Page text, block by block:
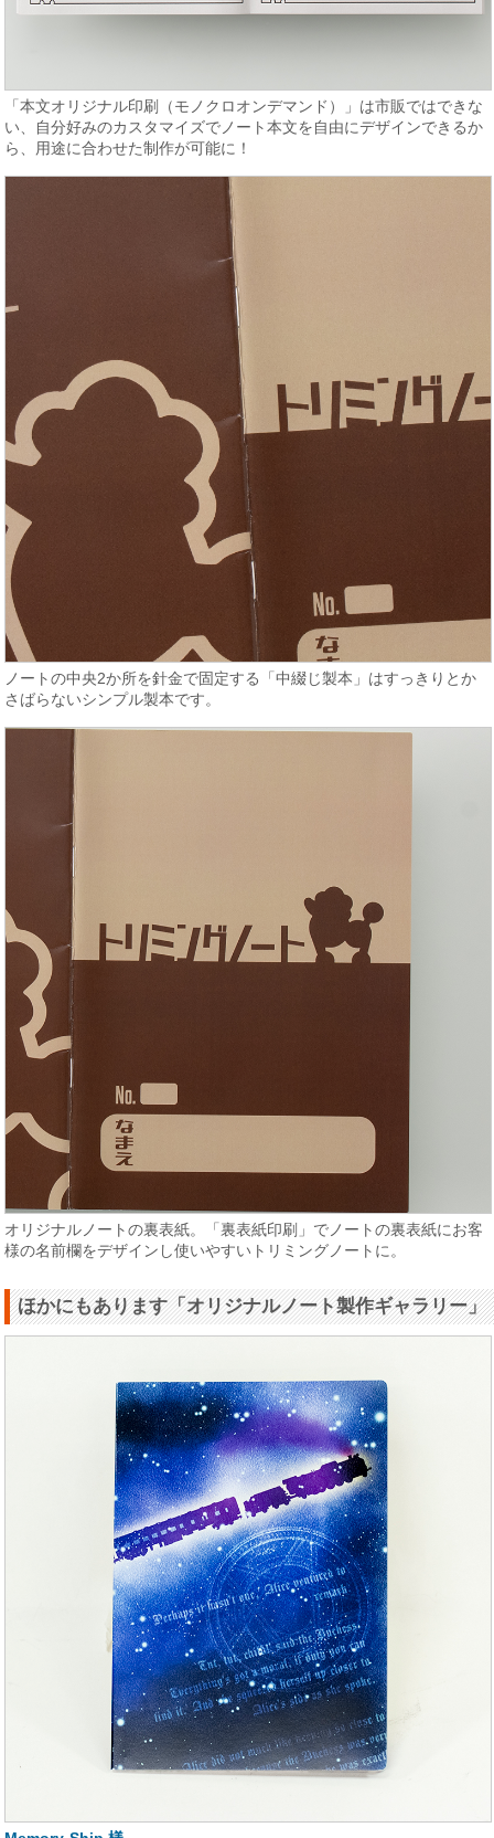
「本文オリジナル印刷（モノクロオンデマンド）」は市販ではできな
い、自分好みのカスタマイズでノート本文を自由にデザインできるか
ら、用途に合わせた制作が可能に！
ノートの中央2か所を針金で固定する「中綴じ製本」はすっきりとか
さばらないシンプル製本です。
オリジナルノートの裏表紙。「裏表紙印刷」でノートの裏表紙にお客
様の名前欄をデザインし使いやすいトリミングノートに。
ほかにもあります「オリジナルノート製作ギャラリー」